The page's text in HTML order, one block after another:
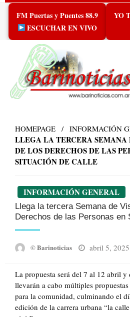
Skip
content
FM Puertas y Puentes 88.9
ESCUCHAR EN VIVO
YO
HOMEPAGE INFORMACIÓN
LLEGA LA TERCERA
DE LOS DERECHOS DE LAS
SITUACIÓN DE CALLE
INFORMACIÓN GENERAL
Llega la tercera Semana de
Derechos de las Personas en
© Barinoticias
Posted
abril 5, 2025
La propuesta será del 7 al 12 abril y
llevarán a cabo múltiples
para la comunidad, culminando el
edición de la carrera urbana “la